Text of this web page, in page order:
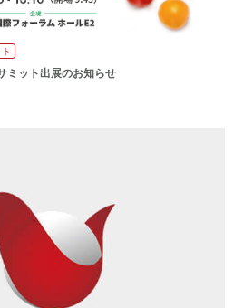
ミット出展のお知らせ